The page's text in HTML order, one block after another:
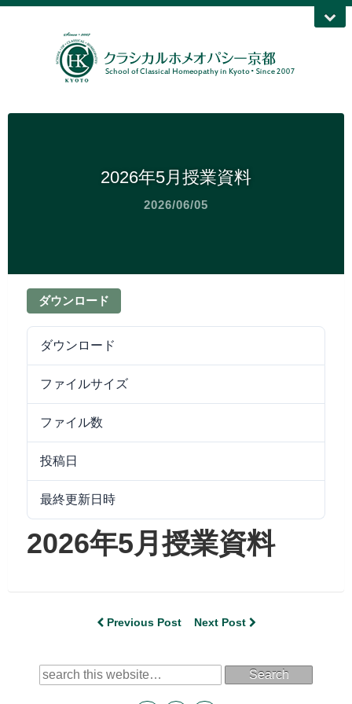
2026年5月授業資料
2026/06/05
ダウンロード
ダウンロード
ファイルサイズ
ファイル数
投稿日
最終更新日時
2026年5月授業資料
Previous Post Next Post
Search